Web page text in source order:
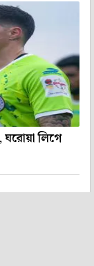
লিগে